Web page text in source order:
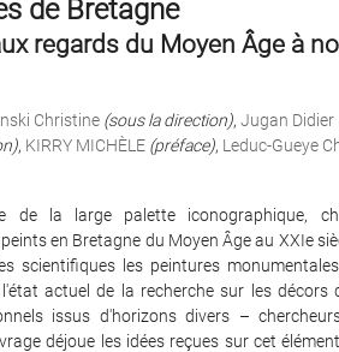
de Bretagne
regards du Moyen Âge à
Christine (sous la direction), Jugan Didier
, KIRRY MICHÈLE (préface), Leduc-Gueye
de la large palette iconographique,
en Bretagne du Moyen Âge au XXIe
scientifiques les peintures
actuel de la recherche sur les décors
issus d'horizons divers –
déjoue les idées reçues sur cet